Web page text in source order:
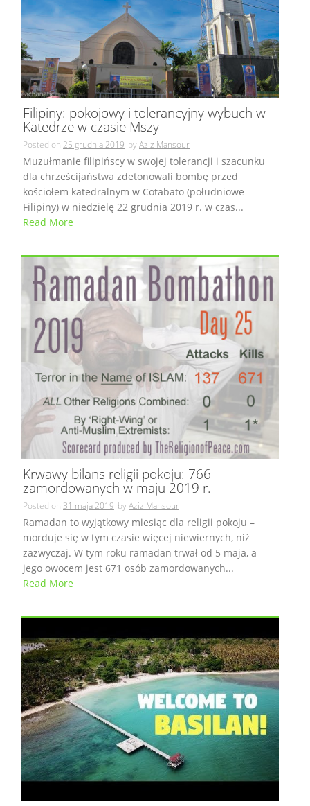
Filipiny: pokojowy i tolerancyjny wybuch w
Katedrze w czasie Mszy
Posted on 25 grudnia 2019 byAziz Mansour
Muzułmanie filipińscy w swojej tolerancji i szacunku
dla chrześcijaństwa zdetonowali bombę przed
kościołem katedralnym w Cotabato (południowe
Filipiny) w niedzielę 22 grudnia 2019 r. w czas...
Read More
Krwawy bilans religii pokoju: 766
zamordowanych w maju 2019 r.
Posted on 31 maja 2019 byAziz Mansour
Ramadan to wyjątkowy miesiąc dla religii pokoju –
morduje się w tym czasie więcej niewiernych, niż
zazwyczaj. W tym roku ramadan trwał od 5 maja, a
jego owocem jest 671 osób zamordowanych...
Read More